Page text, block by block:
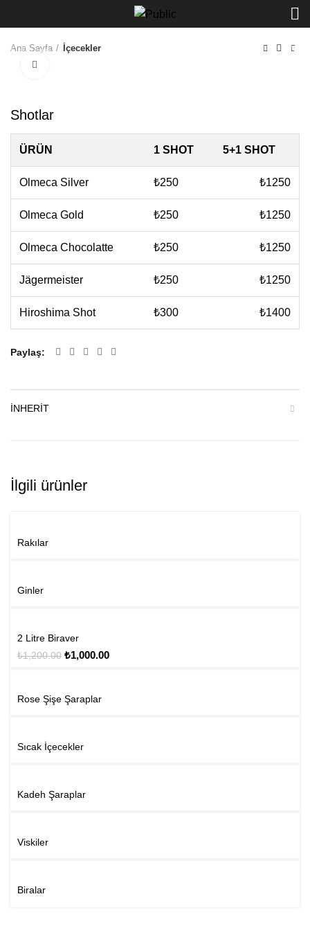
Ana Sayfa
İçecekler
Shotlar
ÜRÜN 1 SHOT 5+1 SHOT
Olmeca Silver ₺250 ₺1250
Olmeca Gold ₺250 ₺1250
Olmeca Chocolatte ₺250 ₺1250
Jägermeister ₺250 ₺1250
Hiroshima Shot ₺300 ₺1400
Paylaş
INHERIT
İlgili ürünler
Rakılar
Ginler
2 Litre Biraver
₺1,200.00 ₺1,000.00
Rose Şişe Şaraplar
Sıcak İçecekler
Kadeh Şaraplar
Viskiler
Biralar